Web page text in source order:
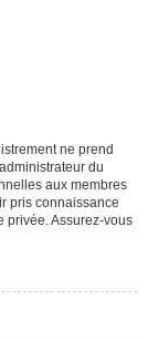
ne prend
du
aux membres
pris connaissance
privée. Assurez-vous